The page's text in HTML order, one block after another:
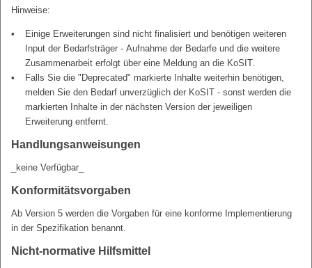
Hinweise:
Einige Erweiterungen sind nicht finalisiert und benötigen weiteren
Input der Bedarfsträger - Aufnahme der Bedarfe und die weitere
Zusammenarbeit erfolgt über eine Meldung an die KoSIT.
Falls Sie die "Deprecated" markierte Inhalte weiterhin benötigen,
melden Sie den Bedarf unverzüglich der KoSIT - sonst werden die
markierten Inhalte in der nächsten Version der jeweiligen
Erweiterung entfernt.
Handlungsanweisungen
_keine Verfügbar_
Konformitätsvorgaben
Ab Version 5 werden die Vorgaben für eine konforme Implementierung
in der Spezifikation benannt.
Nicht-normative Hilfsmittel